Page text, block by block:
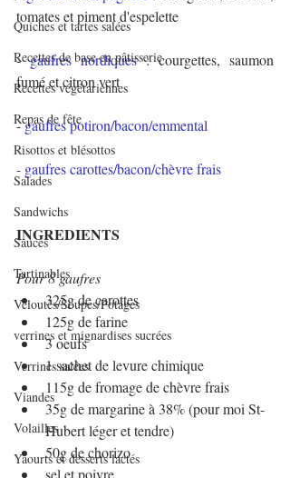
Quiches et tartes salées
Recettes de base en pâtisserie
Recettes végétariennes
Repas de fête
Risottos et blésottos
Salades
Sandwichs
Sauces
Tartinables
Veloutés/Soupes/Potages
verrines et mignardises sucrées
Verrines salées
Viandes
Volailles
Yaourts et desserts lactés
tomates et piment d'espelette
- gaufres nordiques : courgettes, saumon
fumé et citron vert
- gaufres potiron/bacon/emmental
- gaufres carottes/bacon/chèvre frais
INGREDIENTS
Pour 8 gaufres
325g de carottes
125g de farine
3 oeufs
1 sachet de levure chimique
115g de fromage de chèvre frais
35g de margarine à 38% (pour moi St-
Hubert léger et tendre)
50g de chorizo
sel et poivre